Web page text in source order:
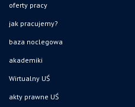
oferty pracy
jak pracujemy?
baza noclegowa
akademiki
Wirtualny UŚ
akty prawne UŚ